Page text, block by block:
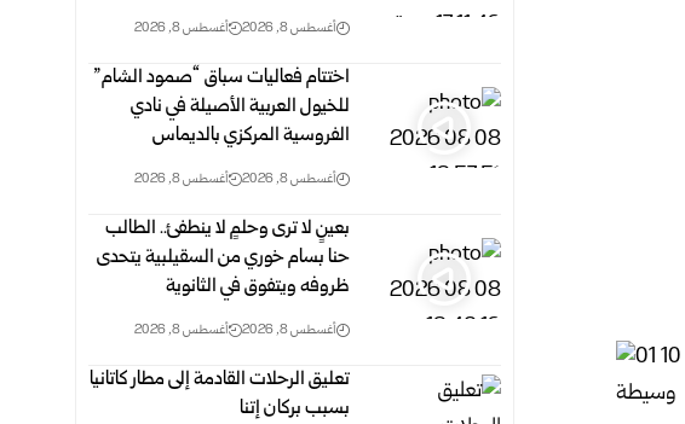
أغسطس 8, 2026 أغسطس 8, 2026
اختتام فعاليات سباق “صمود الشام”
للخيول العربية الأصيلة في نادي
الفروسية المركزي بالديماس
أغسطس 8, 2026 أغسطس 8, 2026
بعينٍ لا ترى وحلمٍ لا ينطفئ.. الطالب
حنا بسام خوري من السقيلبية يتحدى
ظروفه ويتفوق في الثانوية
أغسطس 8, 2026 أغسطس 8, 2026
تعليق الرحلات القادمة إلى مطار كاتانيا
بسبب بركان إتنا